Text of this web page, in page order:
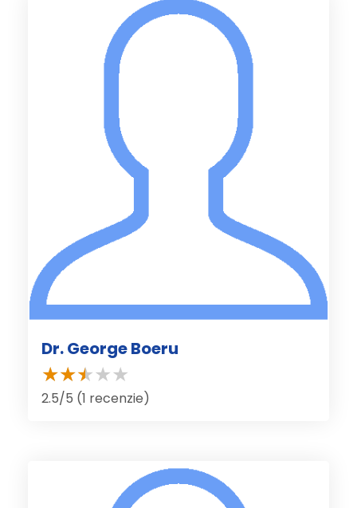
Dr. George Boeru
2.5/5 (1 recenzie)